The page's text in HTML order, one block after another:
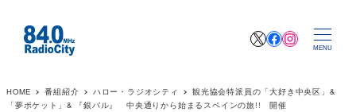
XFacebook
MENU
HOME 番組紹介 ハロー・ラジオシティ
観光協会特派員の「大好き中央区」&
「夢ポケット」& 『銀バル』 中央通りから始まるスペインの旅!! 開催